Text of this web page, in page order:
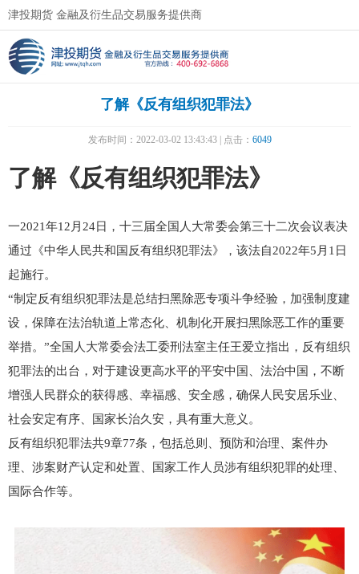
津投期货 金融及衍生品交易服务提供商
了解《反有组织犯罪法》
发布时间：2022-03-02 13:43:43 | 点击： 6049
了解《反有组织犯罪法》
一2021年12月24日，十三届全国人大常委会第三十二次会议表决
通过《中华人民共和国反有组织犯罪法》，该法自2022年5月1日
起施行。
“制定反有组织犯罪法是总结扫黑除恶专项斗争经验，加强制度建
设，保障在法治轨道上常态化、机制化开展扫黑除恶工作的重要
举措。”全国人大常委会法工委刑法室主任王爱立指出，反有组织
犯罪法的出台，对于建设更高水平的平安中国、法治中国，不断
增强人民群众的获得感、幸福感、安全感，确保人民安居乐业、
社会安定有序、国家长治久安，具有重大意义。
反有组织犯罪法共9章77条，包括总则、预防和治理、案件办
理、涉案财产认定和处置、国家工作人员涉有组织犯罪的处理、
国际合作等。